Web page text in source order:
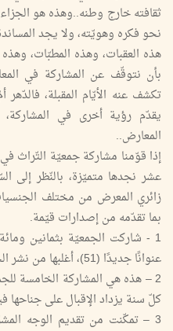
ثقافته خارج وطنه..وهذه هو
نحو فكره وهويّته، ولا يجد
هذه العقبات، وهذه المطبّات،
بأن نتوقّف عن المشاركة في
تكشف عنه الأيّام المقبلة،
يقدّم رؤية أخرى في
المعارض..
إذا قوّمنا مشاركة جمعيّة التّراث
عشر نجدها متميّزة، بالنّظر إلى
زائري المعرض من مختلف
بما تقدّمه من إصدارات قيّمة.
عنوانًا جديدًا (51)، أغلبها من نشر الجمعيّة.
2 – هذه هي المشاركة الخامسة
كلّ سنة يزداد الإقبال على جناحها
3 – تمكّنت من تقديم الوجه